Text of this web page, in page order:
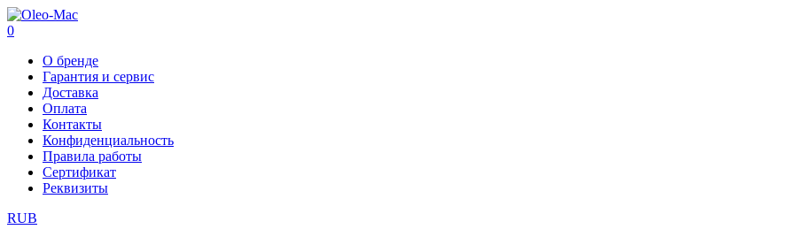
0
О бренде
Гарантия и сервис
Доставка
Оплата
Контакты
Конфиденциальность
Правила работы
Сертификат
Реквизиты
RUB